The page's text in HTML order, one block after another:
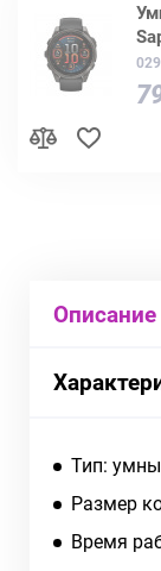
Описание
Тип:
Размер
Время